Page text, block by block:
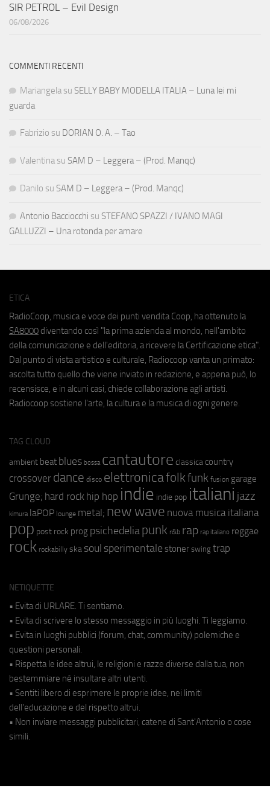
SIR PETROL – Evil Design
06/08/2026
COMMENTI RECENTI
Mariangela su SELLY BABY MODELLA ITALIA – Luna lei mi
guarda
Fabrizio su DORIAN O. A. – Tao
Valentina su SAM D – Leggera – (Prod. Manqc)
Danilo su SAM D – Leggera – (Prod. Manqc)
Antonio Bacciocchi su STEFANO SPAZZI / IVANO MAGI
GALLUZZI – Una rotonda per amare
ETICA
RadioCoop, musica e voce dei punti vendita Coop, ha ottenuto la
SA8000 diventando così "la prima azienda al mondo, nell'ambito
della comunicazione e dell'editoria, a ricevere la Certificazione etica".
Dal punto di vista artistico e culturale, Radiocoop vanta un primato:
ascolta tutto quello che viene inviato in redazione, e appena può, lo
recensisce, e in alcuni casi, chiede collaborazione agli artisti.
Radiocoop sostiene l'arte, la cultura e la musica di ogni genere.
TAG CLOUD
ambient beat blues bossa cantautore classica country
crossover dance disco elettronicafolkfunk fusion garage
Grunge; hard rock hip hop indie indie pop italiani jazz
kimura laPOP lounge metal; new wave nuova musica italiana
pop post rock prog psichedeliapunk r&b rap rap italiano reggae
rock rockabilly ska soul sperimentale stoner swing trap
NETIQUETTE
• Evita di URLARE. Ti sentiamo.
• Evita di scrivere lo stesso messaggio in più luoghi. Ti leggiamo.
• Evita in luoghi pubblici (forum, chat, community) polemiche e
questioni personali.
• Rispetta le idee altrui, le religioni e razze diverse dalla tua, non
bestemmiare né insultare altri utenti.
• Sentiti libero di esprimere le proprie idee, nei limiti
dell'educazione e del rispetto altrui.
• Non inviare messaggi pubblicitari, catene di Sant'Antonio o cose
simili.